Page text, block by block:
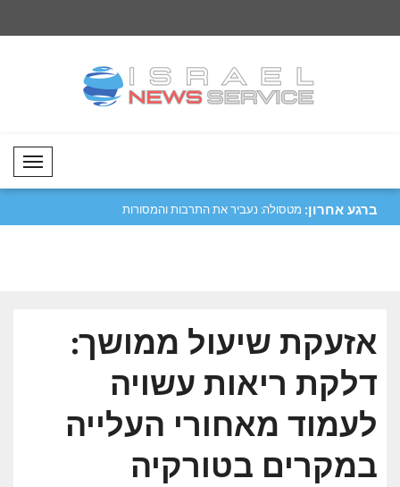
Mobil Menü
ברגע אחרון: מטסולה: נעביר את התרבות והמסורות נגד מכלית
אזעקת שיעול ממושך:
דלקת ריאות עשויה
לעמוד מאחורי העלייה
במקרים בטורקיה